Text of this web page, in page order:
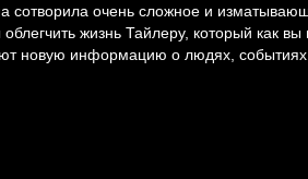
сотворила очень сложное и
жизнь Тайлеру, который как
новую информацию о людях,